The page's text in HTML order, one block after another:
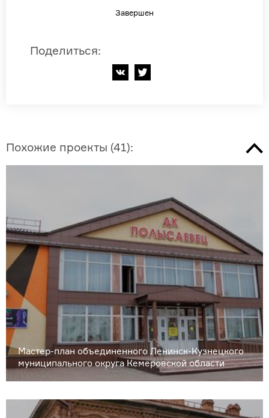
Завершен
Поделиться:
Похожие проекты (41):
Мастер-план объединенного Ленинск-Кузнецкого
муниципального округа Кемеровской области